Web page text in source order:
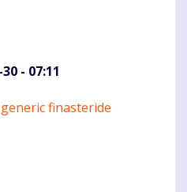
- 07:11
finasteride